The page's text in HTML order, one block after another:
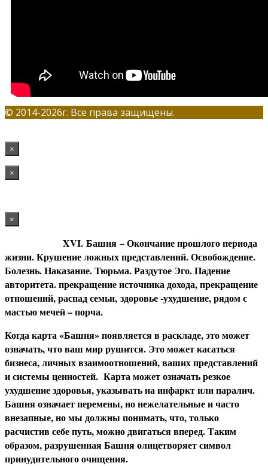
© 2014-2026г. Все права защищены.
×
×
×
XVI. Башня – Окончание прошлого периода
жизни. Крушение ложных представлений. Освобождение.
Болезнь. Наказание. Тюрьма. Раздутое Эго. Падение
авторитета. прекращение источника дохода, прекращение
отношений, распад семьи, здоровье -ухудшение, рядом с
мастью мечей – порча.
Когда карта «Башня» появляется в раскладе, это может
означать, что ваш мир рушится. Это может касаться
бизнеса, личных взаимоотношений, ваших представлений
и системы ценностей. Карта может означать резкое
ухудшение здоровья, указывать на инфаркт или паралич.
Башня означает перемены, но нежелательные и часто
внезапные, но мы должны понимать, что, только
расчистив себе путь, можно двигаться вперед. Таким
образом, разрушенная Башня олицетворяет символ
принудительного очищения.